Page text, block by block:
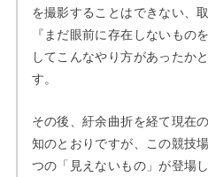
を撮影することはできない、
『まだ眼前に存在しないもの
してこんなやり方があったか
す。
その後、紆余曲折を経て現在
知のとおりですが、この競技
つの「見えないもの」が登場